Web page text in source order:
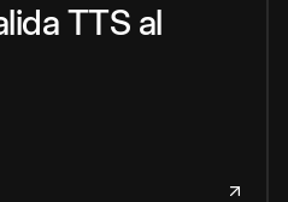
TTS al